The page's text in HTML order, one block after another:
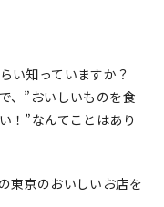
い知っていますか？
、”おいしいものを食
！”なんてことはあり
東京のおいしいお店を